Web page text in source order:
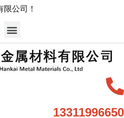
公司！
13311996650